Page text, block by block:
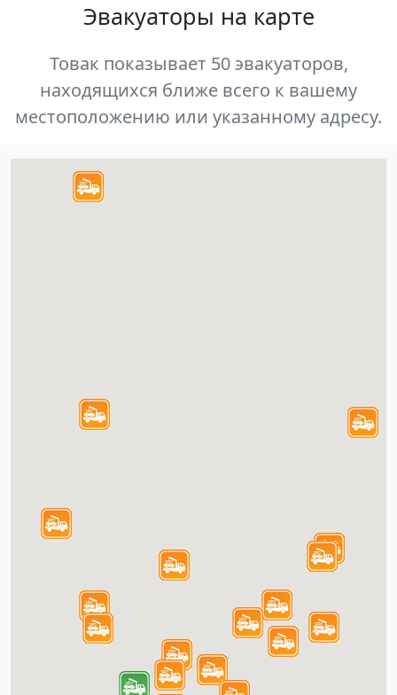
Эвакуаторы на карте
Товак показывает 50 эвакуаторов,
находящихся ближе всего к вашему
местоположению или указанному адресу.